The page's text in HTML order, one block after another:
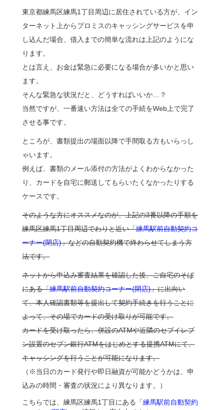
東京都練馬区練馬1丁目周辺に居住されている方が、イン
ターネット上からプロミスのキャッシングサービスを申
し込んだ場合、借入までの簡単な流れは上記のようにな
ります。
とは言え、お金は緊急に必要になる場合が多いかと思い
ます。
そんな緊急な状況だと、どうすればいいか…？
当然ですが、一番速い方法は全ての手続をWeb上で完了
させる事です。
ところが、書類提出の場面以降で手間取る方もいらっし
ゃいます。
例えば、書類のメール添付の方法がよくわからなかった
り、カードを自宅に郵送してもらいたくなかったりする
ケースです。
そのような方にオススメなのが、上記の3番以降の手順を
練馬区練馬1丁目周辺でわりと近い「練馬駅前自動契約コ
ーナー(閉店)」などの自動契約機で終わらせてしまう方
法です。
ネットから申込み審査結果を確認した後、ご自宅のそば
にある「練馬駅前自動契約コーナー(閉店)」に出向い
て、本人確認書類等を提出して契約手続きを行うことに
よって、その場でカードの受け取りが可能です。
カードを受け取ったら、併設のATMや近隣のセブイレブ
ン設置のセブン銀行ATMをはじめとする提携ATMにて、
キャッシングを行うことが可能になります。
（※当日のカード発行や即日融資が可能かどうかは、申
込みの時間・審査の状況により異なります。）
こちらでは、練馬区練馬1丁目にある
「練馬駅前自動契約